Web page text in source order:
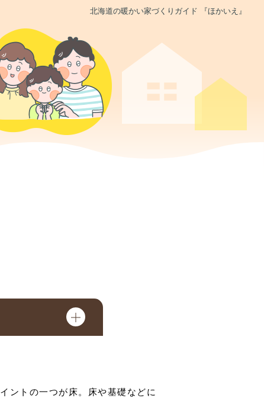
北海道の暖かい家づくりガイド 『ほかいえ』
ントの一つが床。床や基礎などに